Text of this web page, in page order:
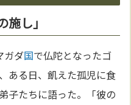
し」
ガダ国で仏陀となったゴ
ある日、飢えた孤児に食
子たちに語った。「彼の